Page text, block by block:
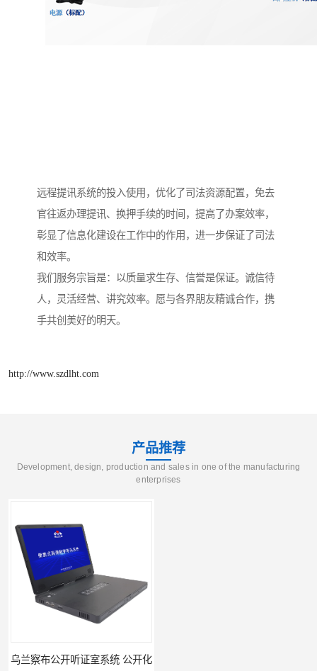
远程提讯系统的投入使用，优化了司法资源配置，免去
官往返办理提讯、换押手续的时间，提高了办案效率，
彰显了信息化建设在工作中的作用，进一步保证了司法
和效率。
我们服务宗旨是：以质量求生存、信誉是保证。诚信待
人，灵活经营、讲究效率。愿与各界朋友精诚合作，携
手共创美好的明天。
http://www.szdlht.com
产品推荐
Development, design, production and sales in one of the manufacturing
enterprises
乌兰察布公开听证室系统 公开化